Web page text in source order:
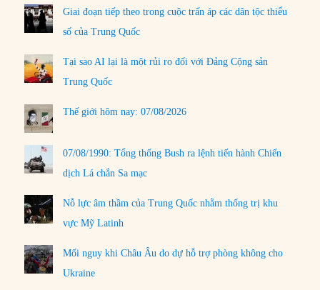
Giai đoạn tiếp theo trong cuộc trấn áp các dân tộc thiểu
số của Trung Quốc
Tại sao AI lại là một rủi ro đối với Đảng Cộng sản
Trung Quốc
Thế giới hôm nay: 07/08/2026
07/08/1990: Tổng thống Bush ra lệnh tiến hành Chiến
dịch Lá chắn Sa mạc
Nỗ lực âm thầm của Trung Quốc nhằm thống trị khu
vực Mỹ Latinh
Mối nguy khi Châu Âu do dự hỗ trợ phòng không cho
Ukraine